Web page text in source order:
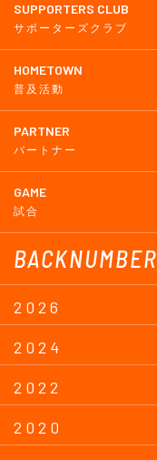
SUPPORTERS CLUB
サポーターズクラブ
HOMETOWN
普及活動
PARTNER
パートナー
GAME
試合
BACKNUMBER
2026
2024
2022
2020